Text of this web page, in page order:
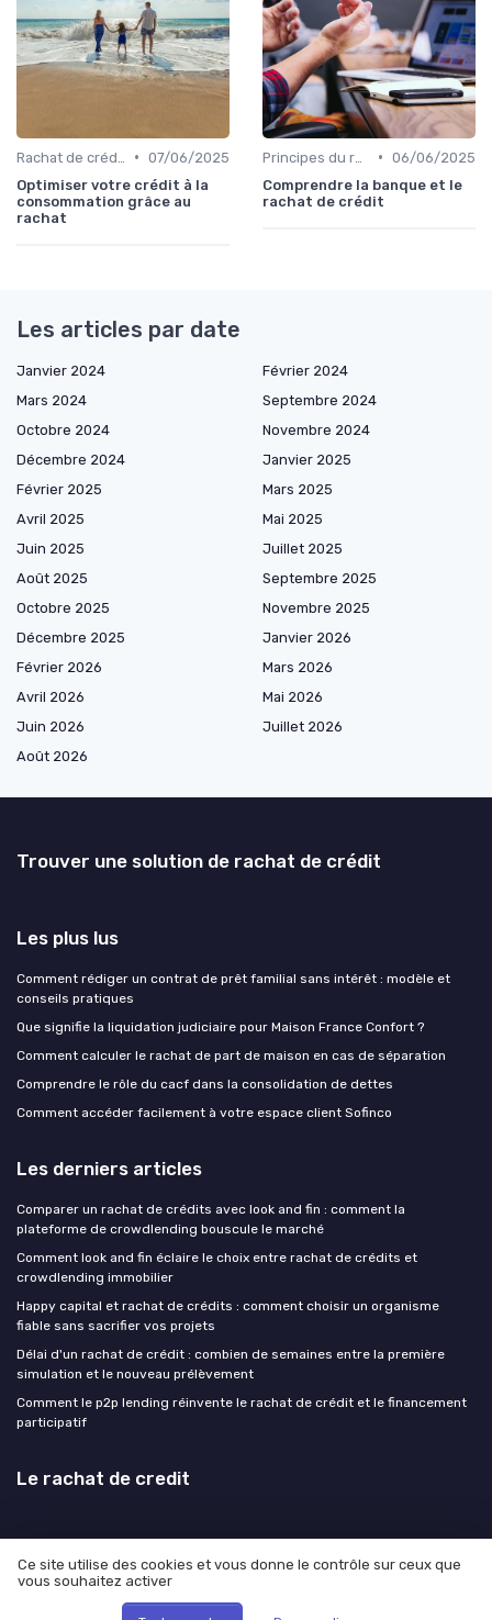
• 07/06/2025
Optimiser votre crédit à la
consommation grâce au
rachat
• 06/06/2025
Comprendre la banque et le
rachat de crédit
Les articles par date
Janvier 2024
Février 2024
Mars 2024
Septembre 2024
Octobre 2024
Novembre 2024
Décembre 2024
Janvier 2025
Février 2025
Mars 2025
Avril 2025
Mai 2025
Juin 2025
Juillet 2025
Août 2025
Septembre 2025
Octobre 2025
Novembre 2025
Décembre 2025
Janvier 2026
Février 2026
Mars 2026
Avril 2026
Mai 2026
Juin 2026
Juillet 2026
Août 2026
Trouver une solution de rachat de crédit
Les plus lus
Comment rédiger un contrat de prêt familial sans intérêt : modèle et
conseils pratiques
Que signifie la liquidation judiciaire pour Maison France Confort ?
Comment calculer le rachat de part de maison en cas de séparation
Comprendre le rôle du cacf dans la consolidation de dettes
Comment accéder facilement à votre espace client Sofinco
Les derniers articles
Comparer un rachat de crédits avec look and fin : comment la
plateforme de crowdlending bouscule le marché
Comment look and fin éclaire le choix entre rachat de crédits et
crowdlending immobilier
Happy capital et rachat de crédits : comment choisir un organisme
fiable sans sacrifier vos projets
Délai d'un rachat de crédit : combien de semaines entre la première
simulation et le nouveau prélèvement
Comment le p2p lending réinvente le rachat de crédit et le financement
participatif
Le rachat de credit
Mentions légales
Ce site utilise des cookies et vous donne le contrôle sur ceux que
vous souhaitez activer